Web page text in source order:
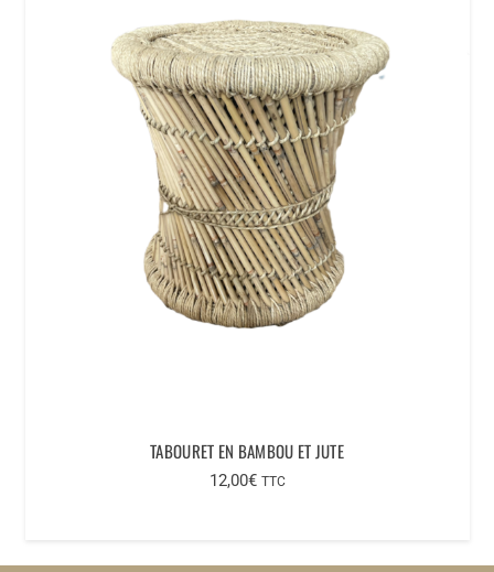
TABOURET EN BAMBOU ET JUTE
12,00€ TTC